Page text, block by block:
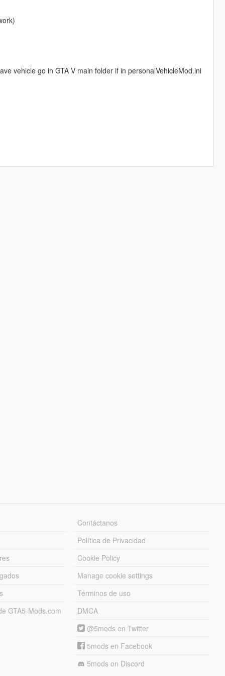
vehicle go in GTA V main folder if in personalVehicleMod.ini
GTA5-Mods.com
Contáctanos
Política de Privacidad
Cookie Policy
Manage cookie settings
Términos de uso
DMCA
@5mods en Twitter
5mods en Facebook
5mods on Discord